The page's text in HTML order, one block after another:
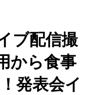
ブ配信撮
から食事
発表会イ